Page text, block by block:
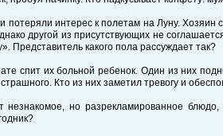
потеряли интерес к полетам на Луну. Хозяин
другой из присутствующих не
Представитель какого пола рассуждает так?
спит их больной ребенок. Один из них
Кто из них заметил тревогу и
но разрекламированное